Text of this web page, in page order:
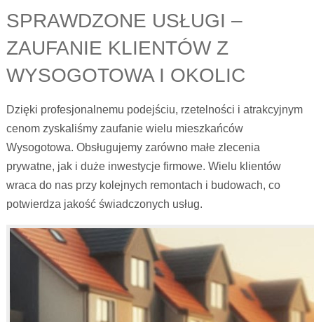
SPRAWDZONE USŁUGI –
ZAUFANIE KLIENTÓW Z
WYSOGOTOWA I OKOLIC
Dzięki profesjonalnemu podejściu, rzetelności i atrakcyjnym
cenom zyskaliśmy zaufanie wielu mieszkańców
Wysogotowa. Obsługujemy zarówno małe zlecenia
prywatne, jak i duże inwestycje firmowe. Wielu klientów
wraca do nas przy kolejnych remontach i budowach, co
potwierdza jakość świadczonych usług.